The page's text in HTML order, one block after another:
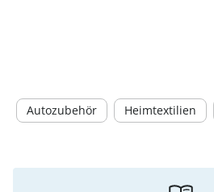
Autozubehör Heimtextilien